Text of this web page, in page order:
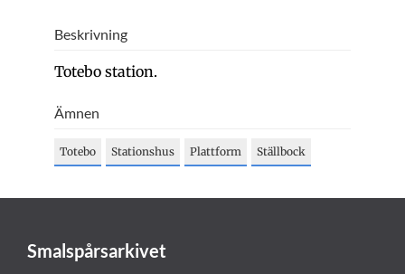
Beskrivning
Totebo station.
Ämnen
Totebo Stationshus Plattform Ställbock
Smalspårsarkivet